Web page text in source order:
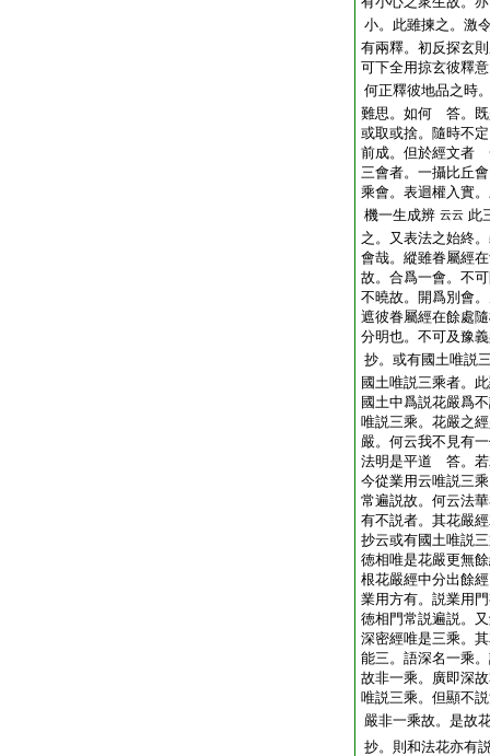
小。此雖揀之。激
有兩釋。初反探玄
可下全用掠玄彼釋
何正釋彼地品之時
難思。如何 答。既
或取或捨。隨時不
前成。但於經文者
三會者。一攝比丘
乘會。表迴權入實
機一生成辨 云云 此
之。又表法之始終
會哉。縱雖眷屬經
故。合爲一會。不
不曉故。開爲別會
遮彼眷屬經在餘處
分明也。不可及豫
抄。或有國土唯説
國土唯説三乘者。
國土中爲説花嚴爲
唯説三乘。花嚴之
嚴。何云我不見有
法明是平道 答。若
今從業用云唯説三
常遍説故。何云法
有不説者。其花嚴
抄云或有國土唯説
徳相唯是花嚴更無
根花嚴經中分出餘
業用方有。説業用
徳相門常説遍説。
深密經唯是三乘。
能三。語深名一乘
故非一乘。廣即深
唯説三乘。但顯不
嚴非一乘故。是故
抄。則和法花亦有